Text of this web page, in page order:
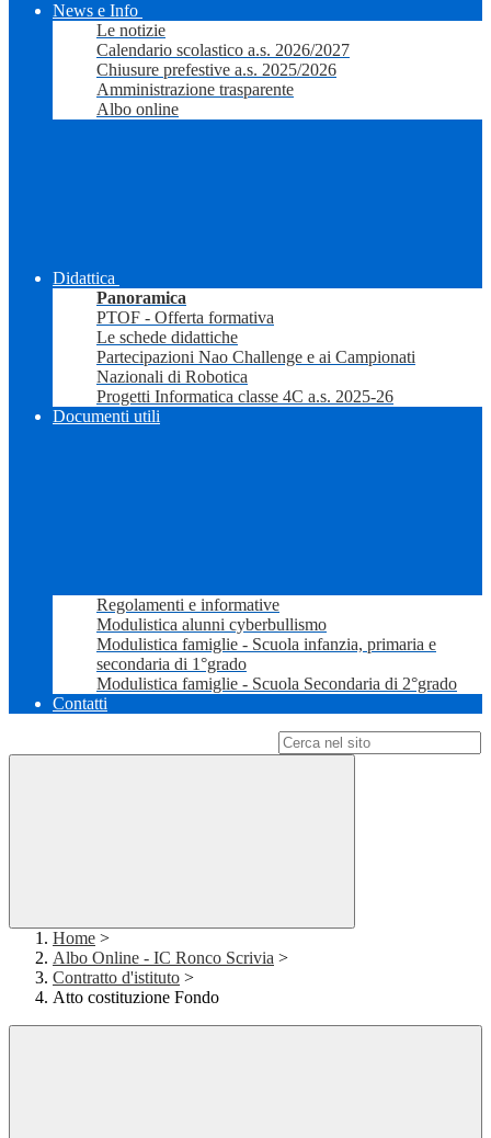
News e Info
Le notizie
Calendario scolastico a.s. 2026/2027
Chiusure prefestive a.s. 2025/2026
Amministrazione trasparente
Albo online
Didattica
Panoramica
PTOF - Offerta formativa
Le schede didattiche
Partecipazioni Nao Challenge e ai Campionati
Nazionali di Robotica
Progetti Informatica classe 4C a.s. 2025-26
Documenti utili
Regolamenti e informative
Modulistica alunni cyberbullismo
Modulistica famiglie - Scuola infanzia, primaria e
secondaria di 1°grado
Modulistica famiglie - Scuola Secondaria di 2°grado
Contatti
Home >
Albo Online - IC Ronco Scrivia >
Contratto d'istituto >
Atto costituzione Fondo